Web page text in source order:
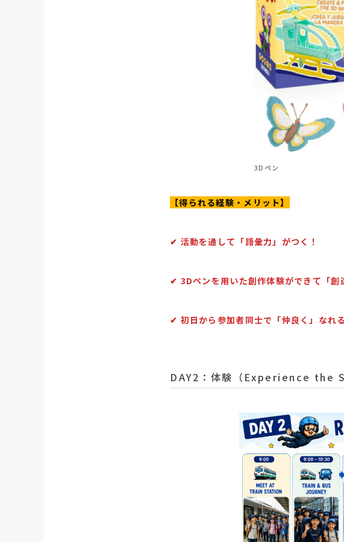
3Dペン
【得られる経験・メリット】
✔︎ 活動を通して「語彙力」がつく！
✔︎ 3Dペンを用いた創作体験ができて「創
✔︎ 初日から参加者同士で「仲良く」なれ
DAY2：体験（Experience the